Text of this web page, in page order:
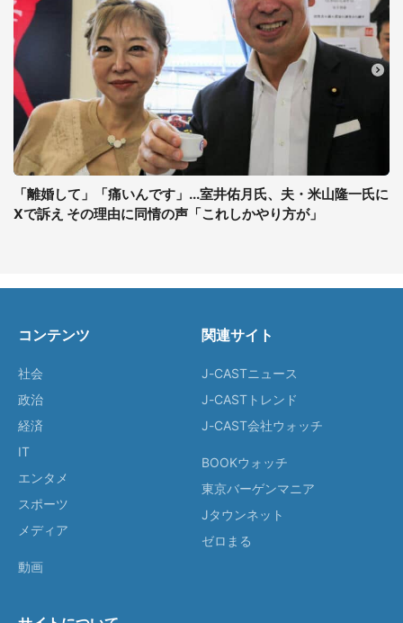
「離婚して」「痛いんです」...室井佑月氏、夫・米山隆一氏に
Xで訴え その理由に同情の声「これしかやり方が」
コンテンツ
社会
政治
経済
IT
エンタメ
スポーツ
メディア
動画
関連サイト
J-CASTニュース
J-CASTトレンド
J-CAST会社ウォッチ
BOOKウォッチ
東京バーゲンマニア
Jタウンネット
ゼロまる